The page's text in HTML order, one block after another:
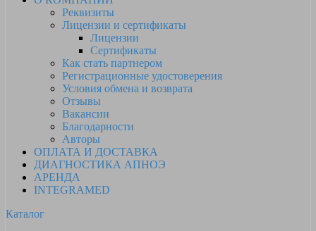
Реквизиты
Лицензии и сертификаты
Лицензии
Сертификаты
Как стать партнером
Регистрационные удостоверения
Условия обмена и возврата
Отзывы
Вакансии
Благодарности
Авторы
ОПЛАТА И ДОСТАВКА
ДИАГНОСТИКА АПНОЭ
АРЕНДА
INTEGRAMED
Каталог